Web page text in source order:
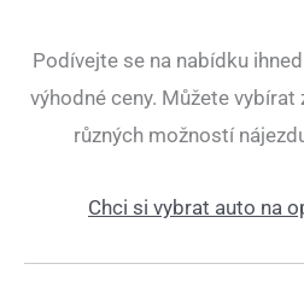
Podívejte se na nabídku
výhodné ceny. Můžete
různých možností
Chci si vybrat auto na